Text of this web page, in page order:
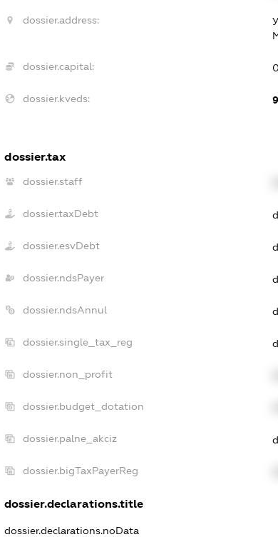
dossier.address:
dossier.capital:
dossier.kveds:
dossier.tax
dossier.staff
dossier.taxDebt
dossier.esvDebt
dossier.ndsPayer
dossier.ndsAnnul
dossier.single_tax_reg
dossier.non_profit
dossier.budget_dotation
dossier.palne_akciz
dossier.bigTaxPayerReg
dossier.declarations.title
dossier.declarations.noData